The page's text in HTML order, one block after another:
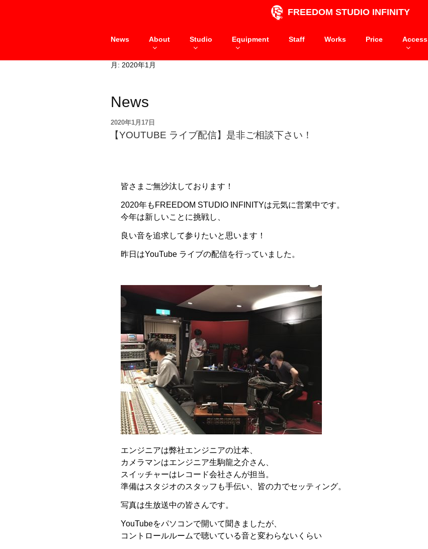
FREEDOM STUDIO INFINITY
News About Studio Equipment Staff Works Price Access
月: 2020年1月
News
投
稿
日:
2020年1月17日
【YOUTUBE ライブ配信】是非ご相談下さい！
皆さまご無沙汰しております！
2020年もFREEDOM STUDIO INFINITYは元気に営業中です。
今年は新しいことに挑戦し、
良い音を追求して参りたいと思います！
昨日はYouTube ライブの配信を行っていました。
エンジニアは弊社エンジニアの辻本、
カメラマンはエンジニア生駒龍之介さん、
スイッチャーはレコード会社さんが担当。
準備はスタジオのスタッフも手伝い、皆の力でセッティング。
写真は生放送中の皆さんです。
YouTubeをパソコンで開いて聞きましたが、
コントロールルームで聴いている音と変わらないくらい